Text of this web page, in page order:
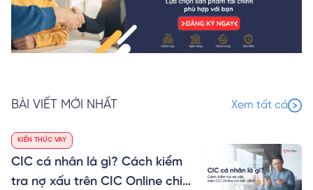
BÀI VIẾT MỚI NHẤT Xem tất cả
KIẾN THỨC VAY
CIC cá nhân là gì? Cách kiểm
tra nợ xấu trên CIC Online chi